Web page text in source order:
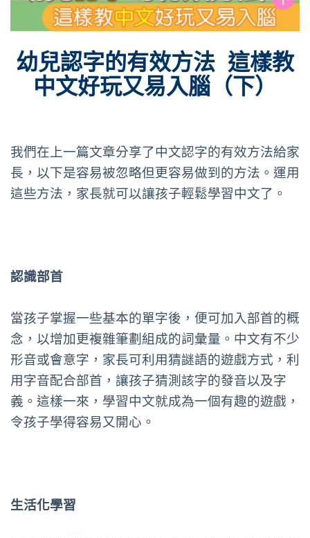
幼兒認字的有效方法 這樣教
中文好玩又易入腦（下）
我們在上一篇文章分享了中文認字的有效方法給家
長，以下是容易被忽略但更容易做到的方法。運用
這些方法，家長就可以讓孩子輕鬆學習中文了。
認識部首
當孩子掌握一些基本的單字後，便可加入部首的概
念，以增加更複雜筆劃組成的詞彙量。中文有不少
形音或會意字，家長可利用猜謎語的遊戲方式，利
用字音配合部首，讓孩子猜測該字的發音以及字
義。這樣一來，學習中文就成為一個有趣的遊戲，
令孩子學得容易又開心。
生活化學習